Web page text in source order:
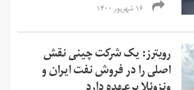
۱۶ شهریور ۱۴۰۰
رویترز: یک شرکت چینی نقش
اصلی را در فروش نفت ایران و